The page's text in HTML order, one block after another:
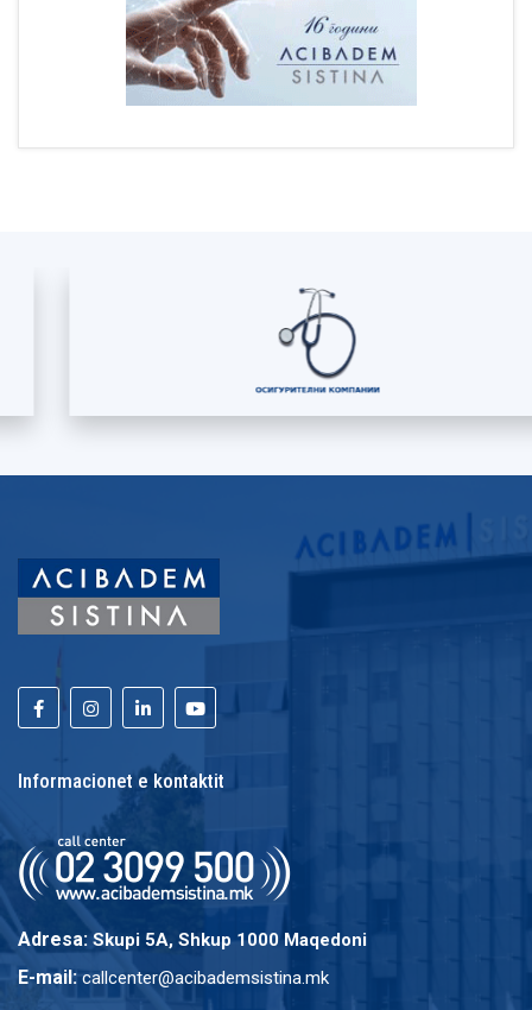
Informacionet e kontaktit
Adresa: Skupi 5A, Shkup 1000 Maqedoni
E-mail: callcenter@acibademsistina.mk